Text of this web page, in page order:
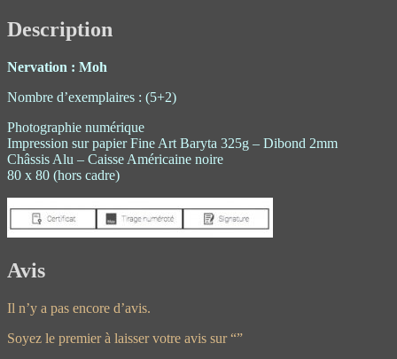
Description
Nervation : Moh
Nombre d’exemplaires : (5+2)
Photographie numérique
Impression sur papier Fine Art Baryta 325g – Dibond 2mm
Châssis Alu – Caisse Américaine noire
80 x 80 (hors cadre)
Avis
Il n’y a pas encore d’avis.
Soyez le premier à laisser votre avis sur “”